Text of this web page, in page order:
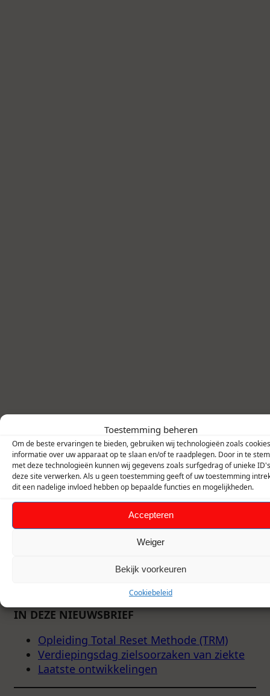
Toestemming beheren
Om de beste ervaringen te bieden, gebruiken wij technologieën zoals
informatie over uw apparaat op te slaan en/of te raadplegen. Door in te
met deze technologieën kunnen wij gegevens zoals surfgedrag of unieke
deze site verwerken. Als u geen toestemming geeft of uw toestemming
dit een nadelige invloed hebben op bepaalde functies en mogelijkheden.
Accepteren
Weiger
Bekijk voorkeuren
Cookiebeleid
IN DEZE NIEUWSBRIEF
Opleiding Total Reset Methode (TRM)
Verdiepingsdag zielsoorzaken van ziekte
Laatste ontwikkelingen